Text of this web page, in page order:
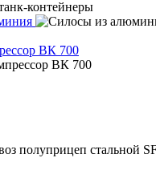
ВК 700
полуприцеп стальной